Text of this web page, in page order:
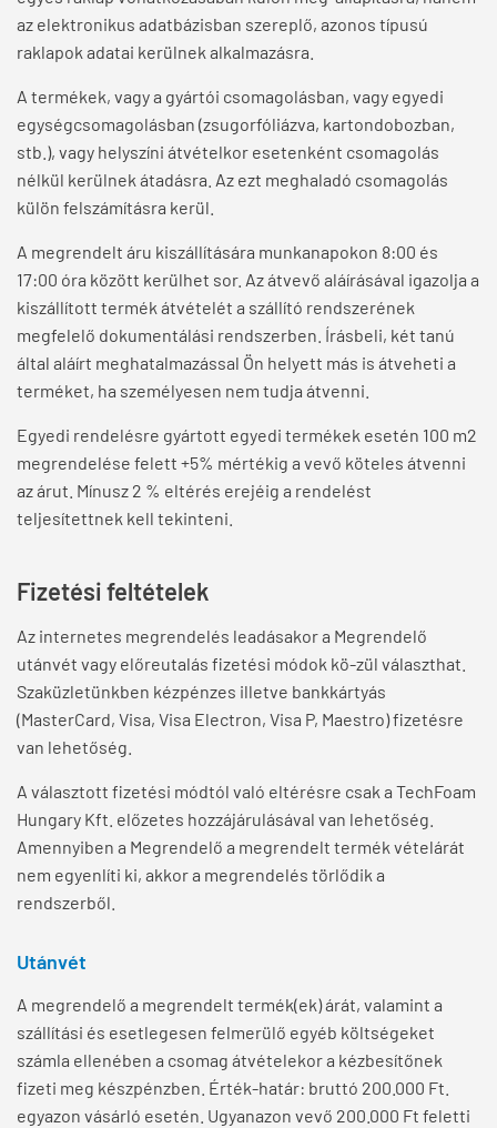
az elektronikus adatbázisban szereplő, azonos típusú
raklapok adatai kerülnek alkalmazásra.
A termékek, vagy a gyártói csomagolásban, vagy egyedi
egységcsomagolásban (zsugorfóliázva, kartondobozban,
stb.), vagy helyszíni átvételkor esetenként csomagolás
nélkül kerülnek átadásra. Az ezt meghaladó csomagolás
külön felszámításra kerül.
A megrendelt áru kiszállítására munkanapokon 8:00 és
17:00 óra között kerülhet sor. Az átvevő aláírásával igazolja a
kiszállított termék átvételét a szállító rendszerének
megfelelő dokumentálási rendszerben. Írásbeli, két tanú
által aláírt meghatalmazással Ön helyett más is átveheti a
terméket, ha személyesen nem tudja átvenni.
Egyedi rendelésre gyártott egyedi termékek esetén 100 m2
megrendelése felett +5% mértékig a vevő köteles átvenni
az árut. Mínusz 2 % eltérés erejéig a rendelést
teljesítettnek kell tekinteni.
Fizetési feltételek
Az internetes megrendelés leadásakor a Megrendelő
utánvét vagy előreutalás fizetési módok kö-zül választhat.
Szaküzletünkben kézpénzes illetve bankkártyás
(MasterCard, Visa, Visa Electron, Visa P, Maestro) fizetésre
van lehetőség.
A választott fizetési módtól való eltérésre csak a TechFoam
Hungary Kft. előzetes hozzájárulásával van lehetőség.
Amennyiben a Megrendelő a megrendelt termék vételárát
nem egyenlíti ki, akkor a megrendelés törlődik a
rendszerből.
Utánvét
A megrendelő a megrendelt termék(ek) árát, valamint a
szállítási és esetlegesen felmerülő egyéb költségeket
számla ellenében a csomag átvételekor a kézbesítőnek
fizeti meg készpénzben. Érték-határ: bruttó 200.000 Ft.
egyazon vásárló esetén. Ugyanazon vevő 200.000 Ft feletti